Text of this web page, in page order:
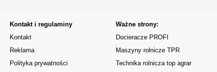
Kontakt i regulaminy
Kontakt
Reklama
Polityka prywatności
Ważne strony:
Docieracze PROFI
Maszyny rolnicze TPR
Technika rolnicza top agrar